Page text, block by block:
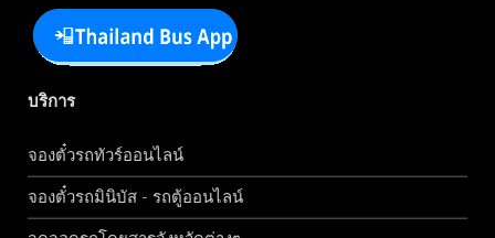
บริการ
จองตั๋วรถทัวร์ออนไลน์
จองตั๋วรถมินิบัส - รถตู้ออนไลน์